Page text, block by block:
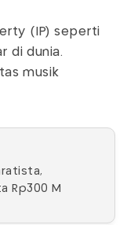
(IP) seperti
di dunia.
musik
Rp300 M